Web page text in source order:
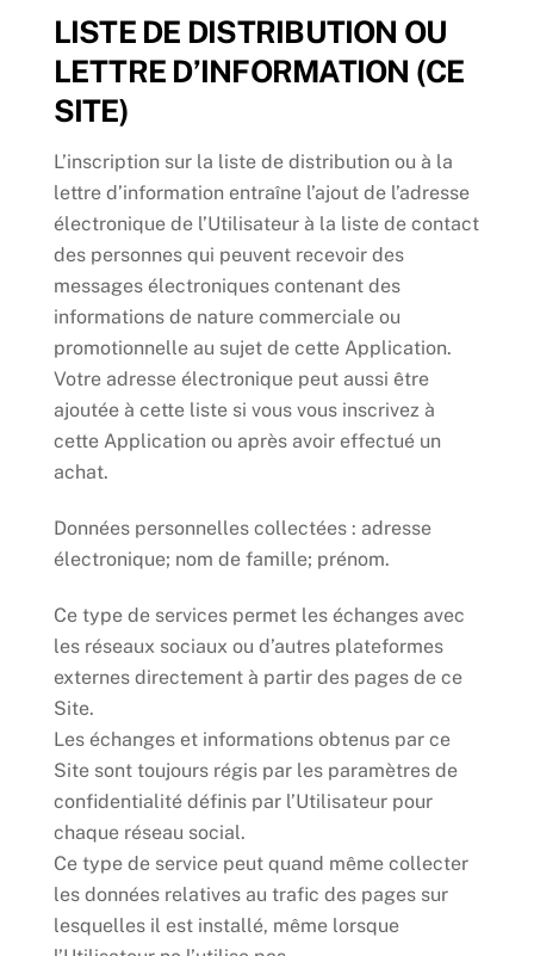
LISTE DE DISTRIBUTION OU
LETTRE D’INFORMATION (CE
SITE)
L’inscription sur la liste de distribution ou à la
lettre d’information entraîne l’ajout de l’adresse
électronique de l’Utilisateur à la liste de contact
des personnes qui peuvent recevoir des
messages électroniques contenant des
informations de nature commerciale ou
promotionnelle au sujet de cette Application.
Votre adresse électronique peut aussi être
ajoutée à cette liste si vous vous inscrivez à
cette Application ou après avoir effectué un
achat.
Données personnelles collectées : adresse
électronique; nom de famille; prénom.
Ce type de services permet les échanges avec
les réseaux sociaux ou d’autres plateformes
externes directement à partir des pages de ce
Site.
Les échanges et informations obtenus par ce
Site sont toujours régis par les paramètres de
confidentialité définis par l’Utilisateur pour
chaque réseau social.
Ce type de service peut quand même collecter
les données relatives au trafic des pages sur
lesquelles il est installé, même lorsque